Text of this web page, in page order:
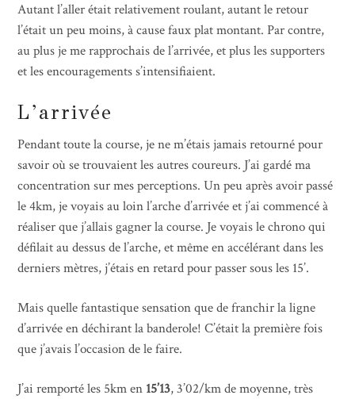
Autant l’aller était relativement roulant, autant le retour
l’était un peu moins, à cause faux plat montant. Par contre,
au plus je me rapprochais de l’arrivée, et plus les supporters
et les encouragements s’intensifiaient.
L’arrivée
Pendant toute la course, je ne m’étais jamais retourné pour
savoir où se trouvaient les autres coureurs. J’ai gardé ma
concentration sur mes perceptions. Un peu après avoir passé
le 4km, je voyais au loin l’arche d’arrivée et j’ai commencé à
réaliser que j’allais gagner la course. Je voyais le chrono qui
défilait au dessus de l’arche, et même en accélérant dans les
derniers mètres, j’étais en retard pour passer sous les 15’.
Mais quelle fantastique sensation que de franchir la ligne
d’arrivée en déchirant la banderole! C’était la première fois
que j’avais l’occasion de le faire.
J’ai remporté les 5km en 15’13, 3’02/km de moyenne, très